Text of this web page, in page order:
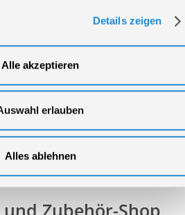
Details zeigen
Alle akzeptieren
erlauben
Alles ablehnen
und Anwendungen
Zubehör-Shop